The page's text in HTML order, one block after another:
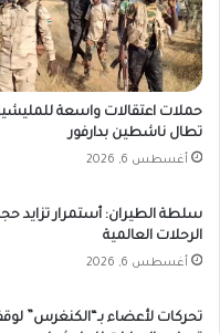
حملات اعتقالات واسعة
تطال ناشطين بدارفور
أغسطس 6, 2026
سلطة الطيران: أستمرار تزايد
الرحلات العالمية
أغسطس 6, 2026
تحركات لأعضاء بـ“الكنغرس”